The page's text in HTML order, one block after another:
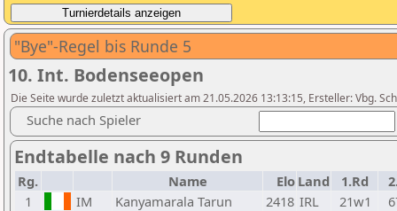
"Bye"-Regel bis Runde 5
10. Int. Bodenseeopen
Die Seite wurde zuletzt aktualisiert am 21.05.2026 13:13:15, Ersteller: Vbg.
Suche nach Spieler
Endtabelle nach 9 Runden
Rg. Name Elo Land 1.Rd
1
IM Kanyamarala Tarun 2418 IRL 21w1